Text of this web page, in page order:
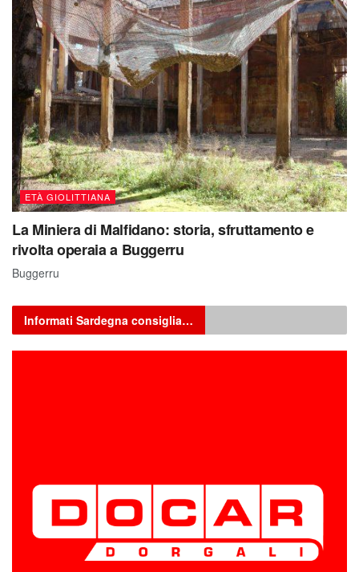
ETÀ GIOLITTIANA
La Miniera di Malfidano: storia, sfruttamento e
rivolta operaia a Buggerru
Buggerru
Informati Sardegna consiglia…